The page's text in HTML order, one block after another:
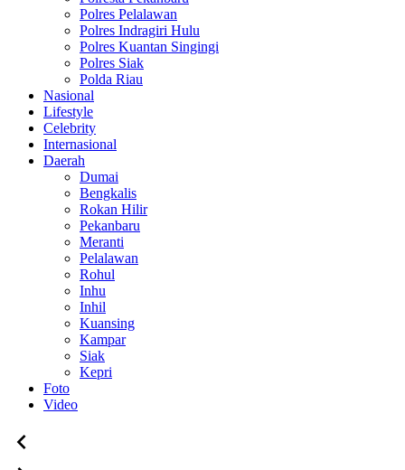
Polres Pelalawan
Polres Indragiri Hulu
Polres Kuantan Singingi
Polres Siak
Polda Riau
Nasional
Lifestyle
Celebrity
Internasional
Daerah
Dumai
Bengkalis
Rokan Hilir
Pekanbaru
Meranti
Pelalawan
Rohul
Inhu
Inhil
Kuansing
Kampar
Siak
Kepri
Foto
Video